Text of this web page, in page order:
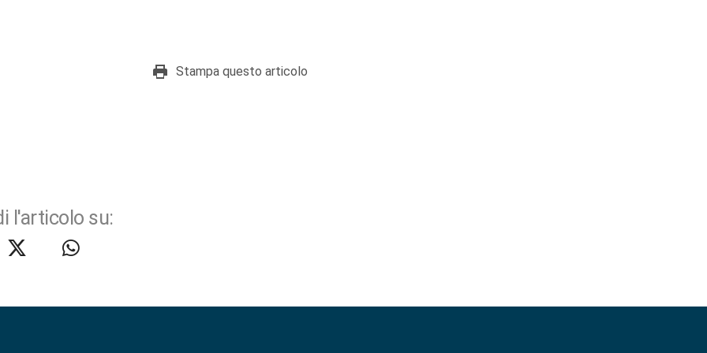
Stampa questo articolo
l'articolo su: